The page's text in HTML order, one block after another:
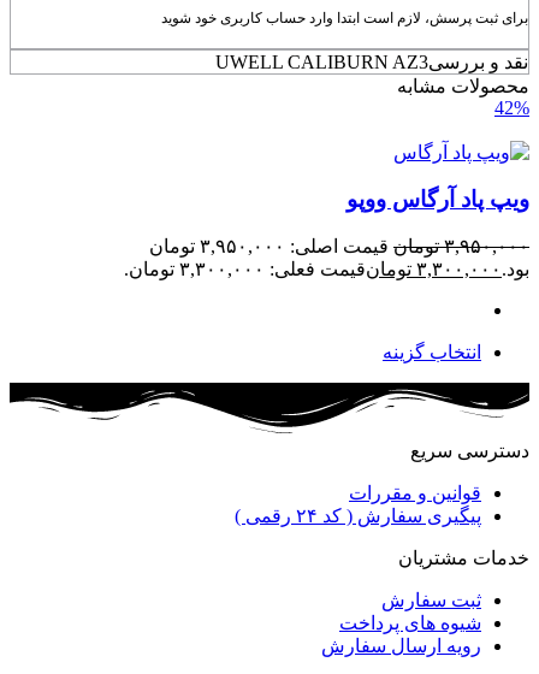
برای ثبت پرسش، لازم است ابتدا وارد حساب کاربری خود شوید
نقد و بررسیUWELL CALIBURN AZ3
محصولات مشابه
42%
ویپ پاد آرگاس ووپو
۳,۹۵۰,۰۰۰ تومان
قیمت اصلی: ۳,۹۵۰,۰۰۰ تومان
بود. ۳,۳۰۰,۰۰۰ تومانقیمت فعلی: ۳,۳۰۰,۰۰۰ تومان.
انتخاب گزینه
دسترسی سریع
قوانین و مقررات
پیگیری سفارش ( کد ۲۴ رقمی )
خدمات مشتریان
ثبت سفارش
شیوه های پرداخت
رویه ارسال سفارش